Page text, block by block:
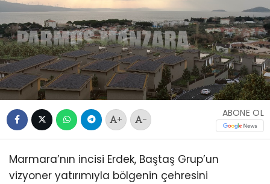
+ -
ABONE OL
Marmara’nın incisi Erdek, Baştaş Grup’un
vizyoner yatırımıyla bölgenin çehresini